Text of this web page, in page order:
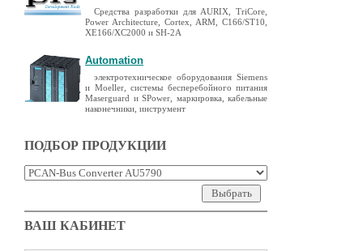
Средства разработки для AURIX, TriCore,
Power Architecture, Cortex, ARM, C166/ST10,
XE166/XC2000 и SH-2A
Automation
электротехническое оборудования Siemens
и Moeller, системы бесперебойного питания
Maserguard и SPower, маркировка, кабельные
наконечники, инструмент
ПОДБОР ПРОДУКЦИИ
ВАШ КАБИНЕТ